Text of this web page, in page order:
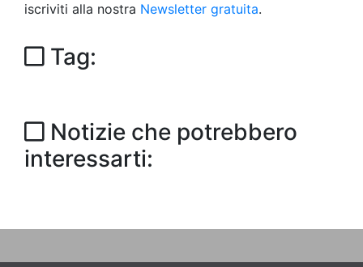
iscriviti alla nostra Newsletter gratuita.
Tag:
Notizie che potrebbero
interessarti: